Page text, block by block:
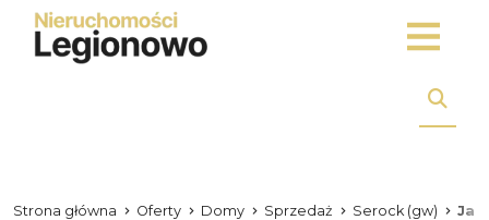
Strona główna Oferty Domy Sprzedaż Serock (gw)